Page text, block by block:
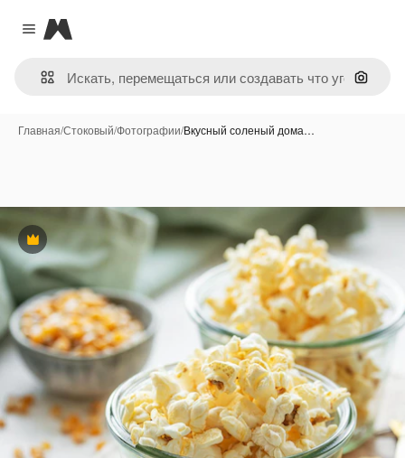
Close menu
Magnific
Поиск
Главная/Стоковый/Фотографии/Вкусный соленый дома…
Премиум